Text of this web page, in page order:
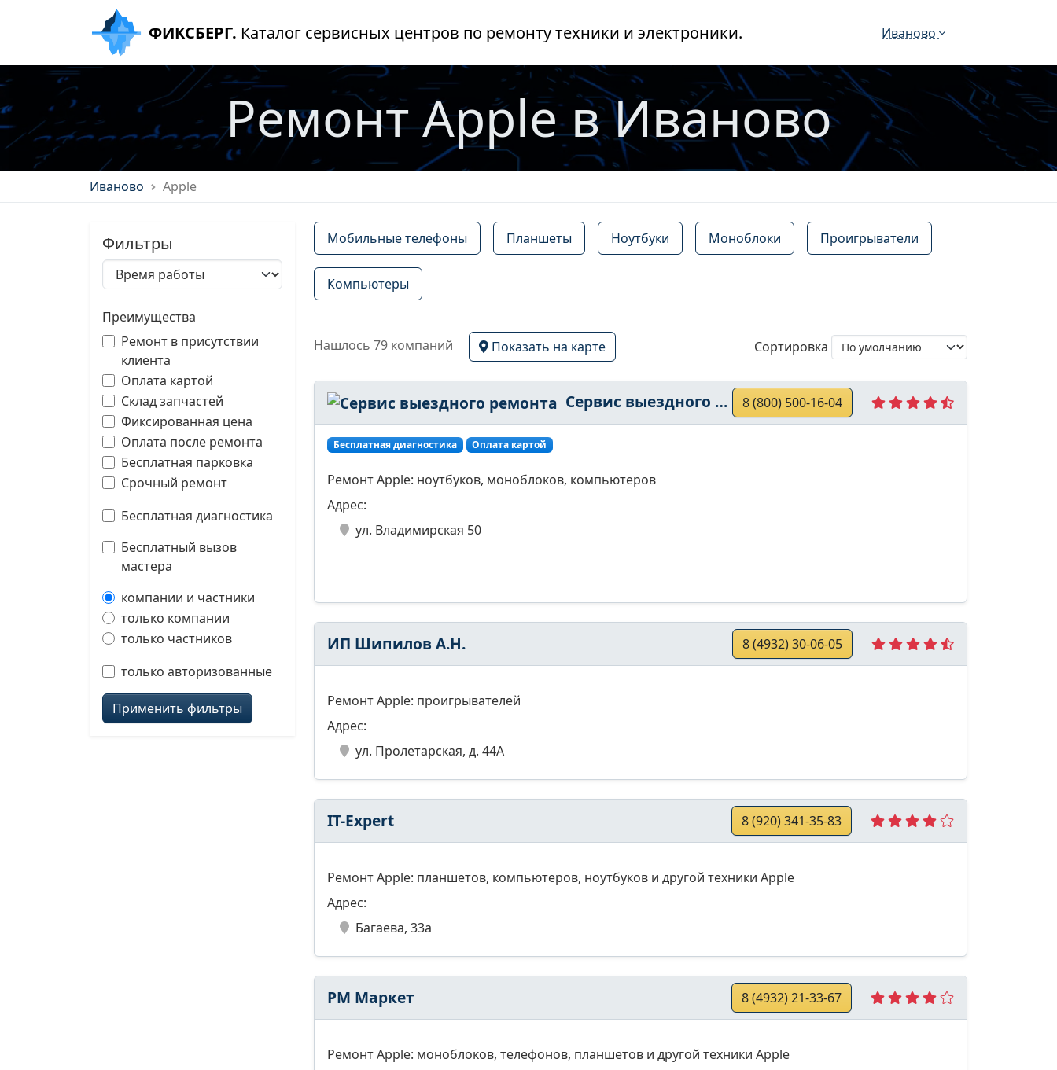
ФИКСБЕРГ. Каталог сервисных центров по ремонту техники и электроники. Иваново
Ремонт Apple в Иваново
Иваново Apple
Фильтры
Преимущества
Ремонт в присутствии
клиента
Оплата картой
Склад запчастей
Фиксированная цена
Оплата после ремонта
Бесплатная парковка
Срочный ремонт
Бесплатная диагностика
Бесплатный вызов
мастера
компании и частники
только компании
только частников
только авторизованные
Применить фильтры
Мобильные телефоны Планшеты Ноутбуки Моноблоки Проигрыватели
Компьютеры
Нашлось 79 компаний Показать на карте Сортировка
Сервис выездного ремонта 8 (800) 500-16-04
Бесплатная диагностика Оплата картой
Ремонт Apple: ноутбуков, моноблоков, компьютеров
Адрес:
ул. Владимирская 50
ИП Шипилов А.Н. 8 (4932) 30-06-05
Ремонт Apple: проигрывателей
Адрес:
ул. Пролетарская, д. 44А
IT-Expert 8 (920) 341-35-83
Ремонт Apple: планшетов, компьютеров, ноутбуков и другой техники Apple
Адрес:
Багаева, 33а
РМ Маркет 8 (4932) 21-33-67
Ремонт Apple: моноблоков, телефонов, планшетов и другой техники Apple